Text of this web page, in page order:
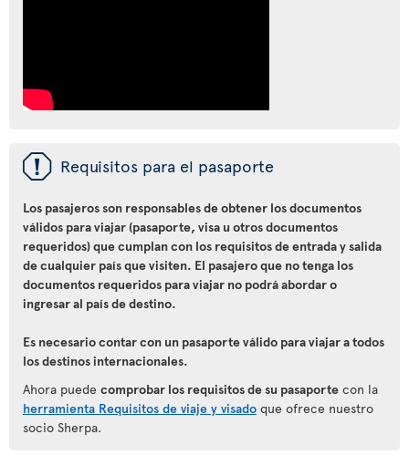
ü Requisitos para el pasaporte
Los pasajeros son responsables de obtener los documentos
válidos para viajar (pasaporte, visa u otros documentos
requeridos) que cumplan con los requisitos de entrada y salida
de cualquier país que visiten. El pasajero que no tenga los
documentos requeridos para viajar no podrá abordar o
ingresar al país de destino.
Es necesario contar con un pasaporte válido para viajar a todos
los destinos internacionales.
Ahora puede comprobar los requisitos de su pasaporte con la
herramienta Requisitos de viaje y visado que ofrece nuestro
socio Sherpa.